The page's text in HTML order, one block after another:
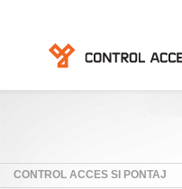
CONTROL ACCES SI PONTAJ